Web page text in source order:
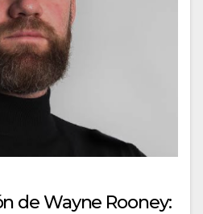
de Wayne Rooney: